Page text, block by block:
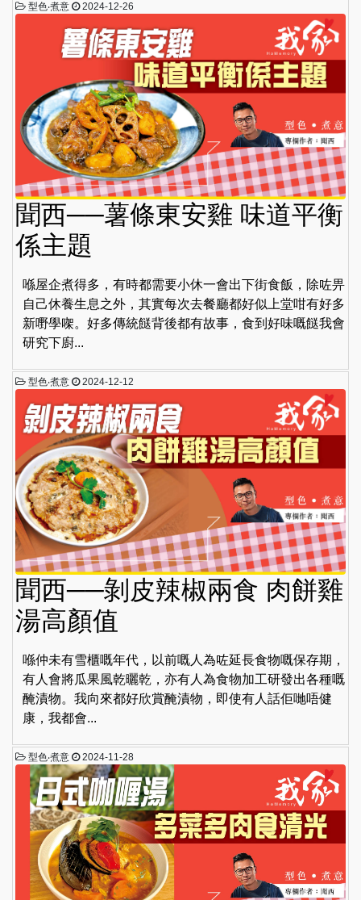
型色‧煮意 2024-12-26
聞西──薯條東安雞 味道平衡
係主題
喺屋企煮得多，有時都需要小休一會出下街食飯，除咗畀
自己休養生息之外，其實每次去餐廳都好似上堂咁有好多
新嘢學㗎。好多傳統餸背後都有故事，食到好味嘅餸我會
研究下廚...
型色‧煮意 2024-12-12
聞西──剝皮辣椒兩食 肉餅雞
湯高顏值
喺仲未有雪櫃嘅年代，以前嘅人為咗延長食物嘅保存期，
有人會將瓜果風乾曬乾，亦有人為食物加工研發出各種嘅
醃漬物。我向來都好欣賞醃漬物，即使有人話佢哋唔健
康，我都會...
型色‧煮意 2024-11-28